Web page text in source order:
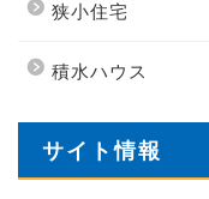
狭小住宅
積水ハウス
サイト情報